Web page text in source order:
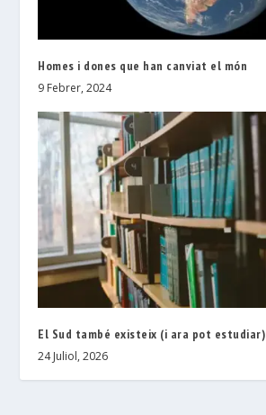
Homes i dones que han canviat el món
9 Febrer, 2024
El Sud també existeix (i ara pot estudiar)
24 Juliol, 2026